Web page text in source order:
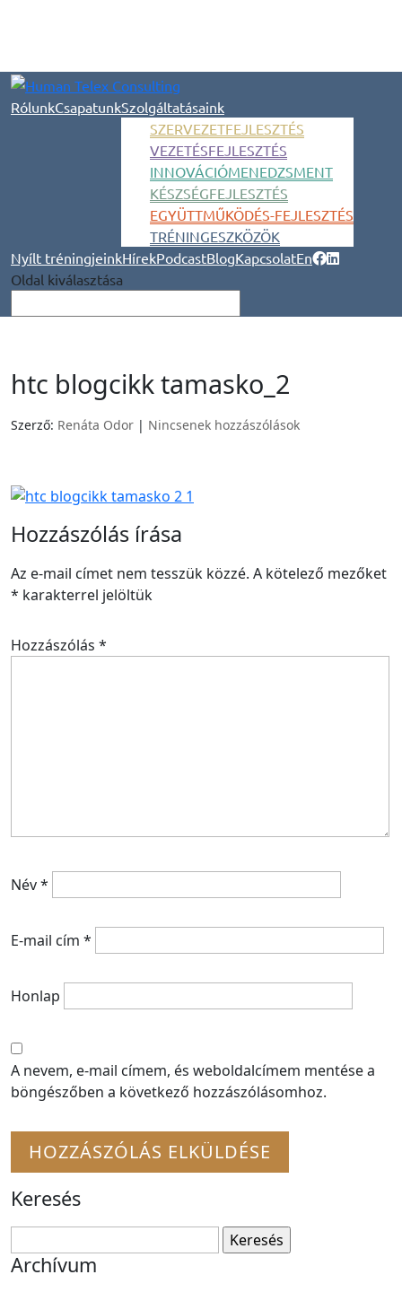
RólunkCsapatunkSzolgáltatásaink
SZERVEZETFEJLESZTÉS
VEZETÉSFEJLESZTÉS
INNOVÁCIÓMENEDZSMENT
KÉSZSÉGFEJLESZTÉS
EGYÜTTMŰKÖDÉS-FEJLESZTÉS
TRÉNINGESZKÖZÖK
Nyílt tréningjeinkHírekPodcastBlogKapcsolatEn
Oldal kiválasztása
htc blogcikk tamasko_2
Szerző: Renáta Odor | Nincsenek hozzászólások
Hozzászólás írása
Az e-mail címet nem tesszük közzé. A kötelező mezőket
* karakterrel jelöltük
Hozzászólás *
Név*
E-mail cím *
Honlap
A nevem, e-mail címem, és weboldalcímem mentése a
böngészőben a következő hozzászólásomhoz.
Keresés
Archívum